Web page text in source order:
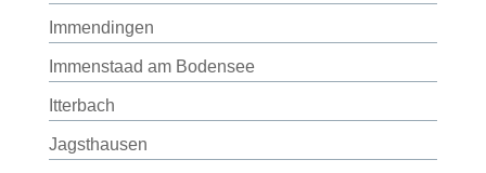
Immendingen
Immenstaad am Bodensee
Itterbach
Jagsthausen